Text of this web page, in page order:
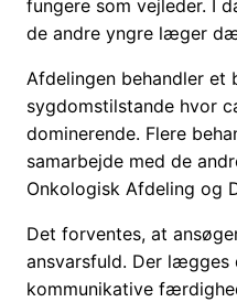
fungere som vejleder. I
de andre yngre læger
Afdelingen behandler et
sygdomstilstande hvor
dominerende. Flere
samarbejde med de
Onkologisk Afdeling og
Det forventes, at
ansvarsfuld. Der
kommunikative